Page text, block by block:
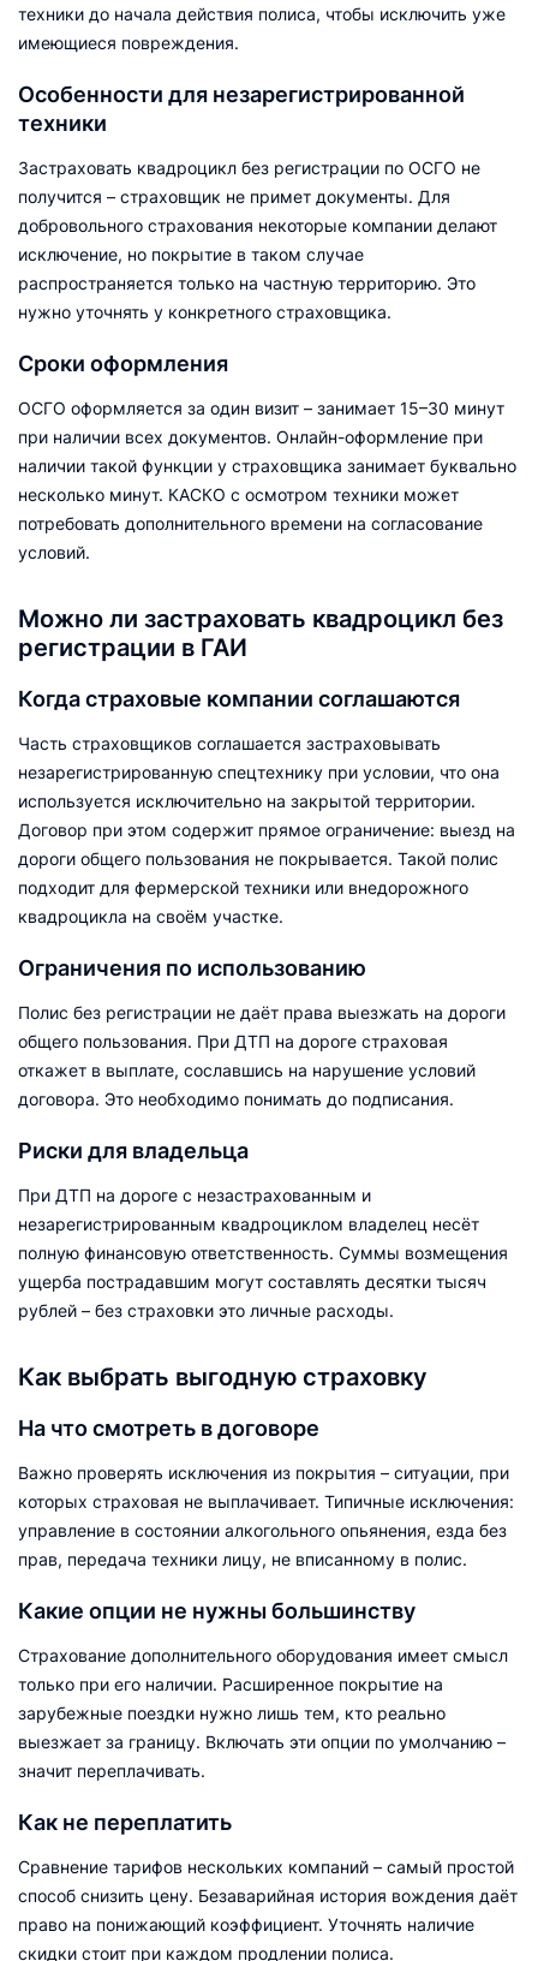
техники до начала действия полиса, чтобы исключить уже
имеющиеся повреждения.
Особенности для незарегистрированной
техники
Застраховать квадроцикл без регистрации по ОСГО не
получится – страховщик не примет документы. Для
добровольного страхования некоторые компании делают
исключение, но покрытие в таком случае
распространяется только на частную территорию. Это
нужно уточнять у конкретного страховщика.
Сроки оформления
ОСГО оформляется за один визит – занимает 15–30 минут
при наличии всех документов. Онлайн-оформление при
наличии такой функции у страховщика занимает буквально
несколько минут. КАСКО с осмотром техники может
потребовать дополнительного времени на согласование
условий.
Можно ли застраховать квадроцикл без
регистрации в ГАИ
Когда страховые компании соглашаются
Часть страховщиков соглашается застраховывать
незарегистрированную спецтехнику при условии, что она
используется исключительно на закрытой территории.
Договор при этом содержит прямое ограничение: выезд на
дороги общего пользования не покрывается. Такой полис
подходит для фермерской техники или внедорожного
квадроцикла на своём участке.
Ограничения по использованию
Полис без регистрации не даёт права выезжать на дороги
общего пользования. При ДТП на дороге страховая
откажет в выплате, сославшись на нарушение условий
договора. Это необходимо понимать до подписания.
Риски для владельца
При ДТП на дороге с незастрахованным и
незарегистрированным квадроциклом владелец несёт
полную финансовую ответственность. Суммы возмещения
ущерба пострадавшим могут составлять десятки тысяч
рублей – без страховки это личные расходы.
Как выбрать выгодную страховку
На что смотреть в договоре
Важно проверять исключения из покрытия – ситуации, при
которых страховая не выплачивает. Типичные исключения:
управление в состоянии алкогольного опьянения, езда без
прав, передача техники лицу, не вписанному в полис.
Какие опции не нужны большинству
Страхование дополнительного оборудования имеет смысл
только при его наличии. Расширенное покрытие на
зарубежные поездки нужно лишь тем, кто реально
выезжает за границу. Включать эти опции по умолчанию –
значит переплачивать.
Как не переплатить
Сравнение тарифов нескольких компаний – самый простой
способ снизить цену. Безаварийная история вождения даёт
право на понижающий коэффициент. Уточнять наличие
скидки стоит при каждом продлении полиса.